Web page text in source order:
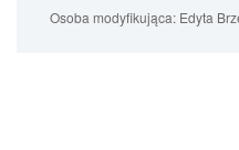
Osoba modyfikująca: Edyta